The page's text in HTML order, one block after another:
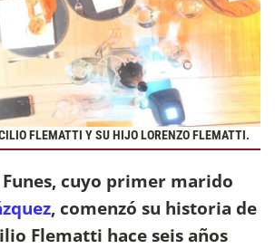
FLEMATTI Y SU HIJO LORENZO FLEMATTI.
cuyo primer marido
, comenzó su historia de
Flematti hace seis años